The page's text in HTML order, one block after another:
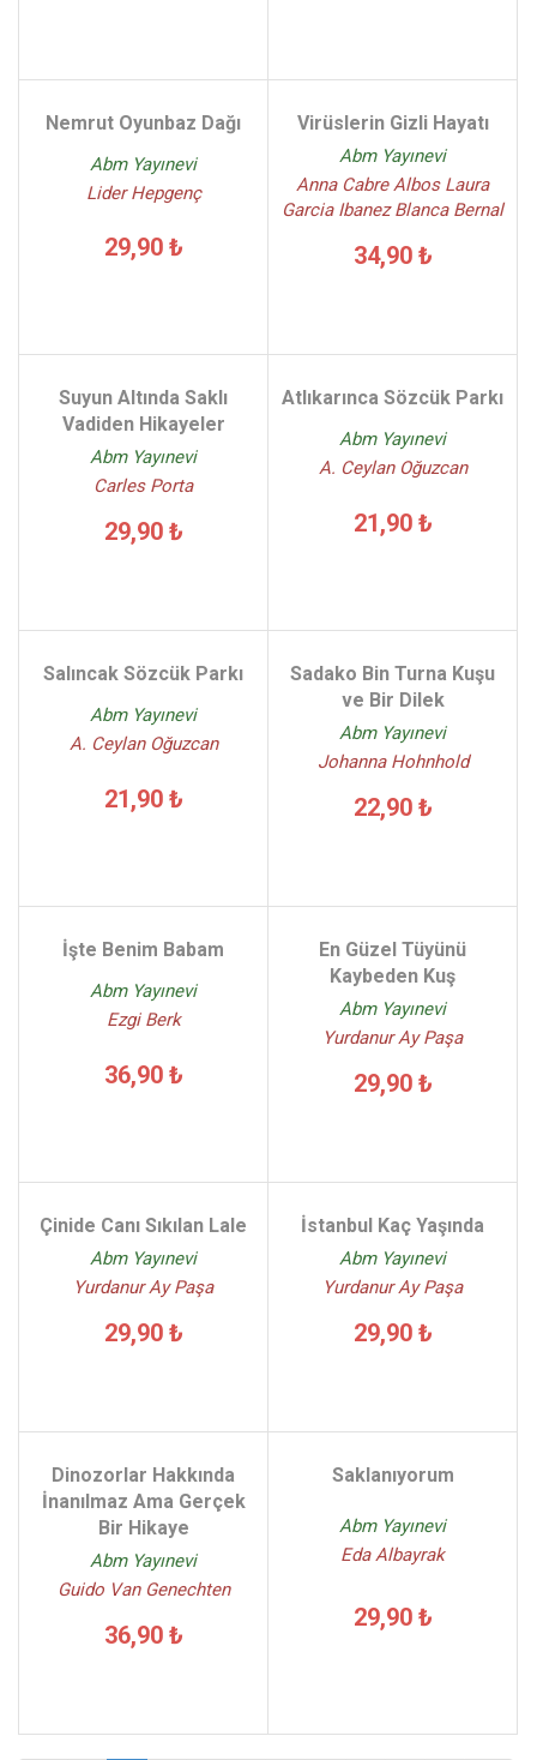
Nemrut Oyunbaz Dağı
Abm Yayınevi
Lider Hepgenç
29,90 ₺
Virüslerin Gizli Hayatı
Abm Yayınevi
Anna Cabre Albos Laura
Garcia Ibanez Blanca Bernal
34,90 ₺
Suyun Altında Saklı
Vadiden Hikayeler
Abm Yayınevi
Carles Porta
29,90 ₺
Atlıkarınca Sözcük Parkı
Abm Yayınevi
A. Ceylan Oğuzcan
21,90 ₺
Salıncak Sözcük Parkı
Abm Yayınevi
A. Ceylan Oğuzcan
21,90 ₺
Sadako Bin Turna Kuşu
ve Bir Dilek
Abm Yayınevi
Johanna Hohnhold
22,90 ₺
İşte Benim Babam
Abm Yayınevi
Ezgi Berk
36,90 ₺
En Güzel Tüyünü
Kaybeden Kuş
Abm Yayınevi
Yurdanur Ay Paşa
29,90 ₺
Çinide Canı Sıkılan Lale
Abm Yayınevi
Yurdanur Ay Paşa
29,90 ₺
İstanbul Kaç Yaşında
Abm Yayınevi
Yurdanur Ay Paşa
29,90 ₺
Dinozorlar Hakkında
İnanılmaz Ama Gerçek
Bir Hikaye
Abm Yayınevi
Guido Van Genechten
36,90 ₺
Saklanıyorum
Abm Yayınevi
Eda Albayrak
29,90 ₺